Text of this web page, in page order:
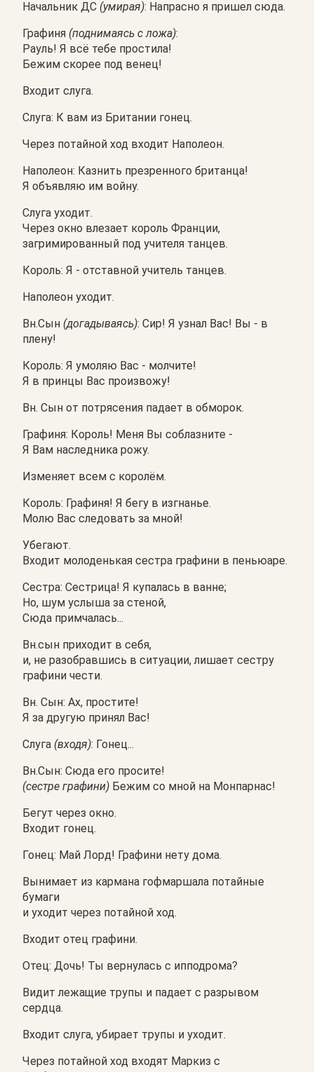
Начальник ДС (умирая): Напрасно я пришел сюда.
Графиня (поднимаясь с ложа):
Рауль! Я всё тебе простила!
Бежим скорее под венец!
Входит слуга.
Слуга: К вам из Британии гонец.
Через потайной ход входит Наполеон.
Наполеон: Казнить презренного британца!
Я объявляю им войну.
Слуга уходит.
Через окно влезает король Франции,
загримированный под учителя танцев.
Король: Я - отставной учитель танцев.
Наполеон уходит.
Вн.Сын (догадываясь): Сир! Я узнал Вас! Вы - в
плену!
Король: Я умоляю Вас - молчите!
Я в принцы Вас произвожу!
Вн. Сын от потрясения падает в обморок.
Графиня: Король! Меня Вы соблазните -
Я Вам наследника рожу.
Изменяет всем с королём.
Король: Графиня! Я бегу в изгнанье.
Молю Вас следовать за мной!
Убегают.
Входит молоденькая сестра графини в пеньюаре.
Сестра: Сестрица! Я купалась в ванне;
Но, шум услыша за стеной,
Сюда примчалась...
Вн.сын приходит в себя,
и, не разобравшись в ситуации, лишает сестру
графини чести.
Вн. Сын: Ах, простите!
Я за другую принял Вас!
Слуга (входя): Гонец...
Вн.Сын: Сюда его просите!
(сестре графини) Бежим со мной на Монпарнас!
Бегут через окно.
Входит гонец.
Гонец: Май Лорд! Графини нету дома.
Вынимает из кармана гофмаршала потайные
бумаги
и уходит через потайной ход.
Входит отец графини.
Отец: Дочь! Ты вернулась с ипподрома?
Видит лежащие трупы и падает с разрывом
сердца.
Входит слуга, убирает трупы и уходит.
Через потайной ход входят Маркиз с